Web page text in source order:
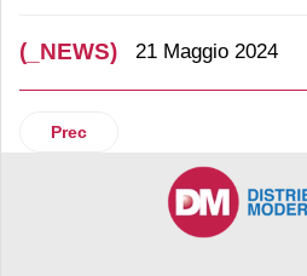
(_NEWS) 21 Maggio 2024
Articolo precedente:
Prec